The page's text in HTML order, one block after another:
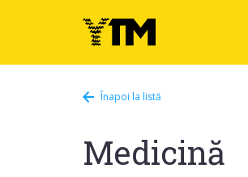
Înapoi la listă
Medicină